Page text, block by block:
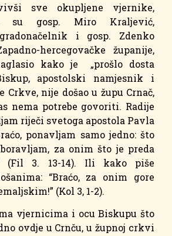
sve okupljene vjernike,
su gosp. Miro Kraljević,
i gosp. Zdenko
hercegovačke županije,
kako je „prošlo dosta
apostolski namjesnik i
Crkve, nije došao u župu Crnač,
nema potrebe govoriti. Radije
riječi svetoga apostola Pavla
ponavljam samo jedno: što
za onim što je preda
(Fil 3. 13-14). Ili kako piše
“Braćo, za onim gore
(Kol 3, 1-2).
vjernicima i ocu Biskupu što
ovdje u Crnču, u župnoj crkvi